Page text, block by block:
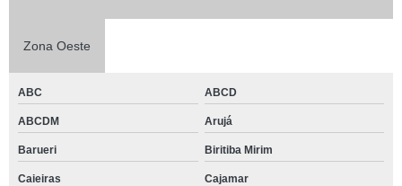
Zona Oeste
ABC ABCD
ABCDM Arujá
Barueri Biritiba Mirim
Caieiras Cajamar